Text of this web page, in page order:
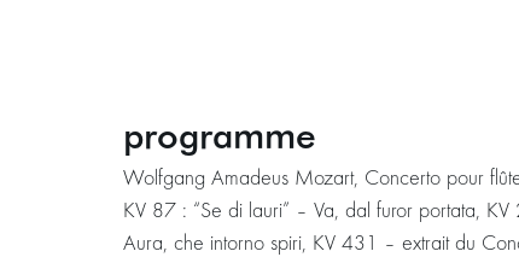
programme
Wolfgang Amadeus Mozart, Concerto pour
KV 87 : “Se di lauri” – Va, dal furor portata,
Aura, che intorno spiri, KV 431 – extrait du